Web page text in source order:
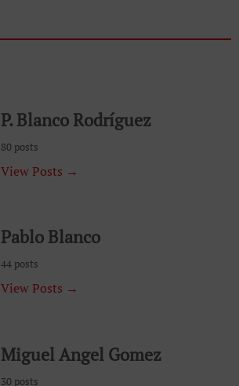
P. Blanco Rodríguez
80 posts
View Posts →
Pablo Blanco
44 posts
View Posts →
Miguel Angel Gomez
30 posts